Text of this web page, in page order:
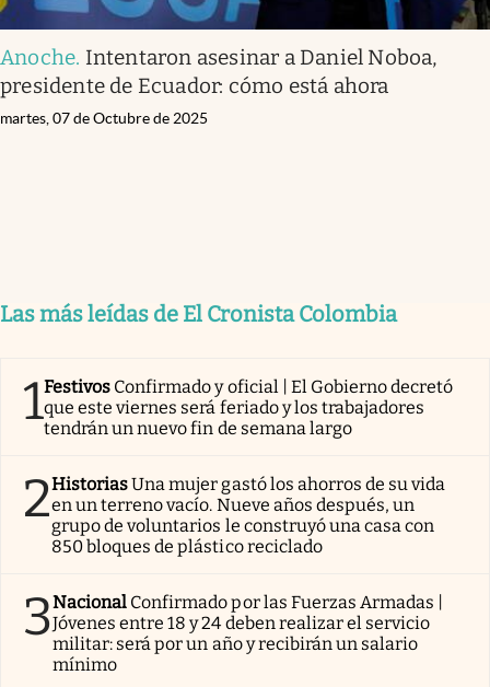
Anoche. Intentaron asesinar a Daniel Noboa,
presidente de Ecuador: cómo está ahora
martes, 07 de Octubre de 2025
Las más leídas de El Cronista Colombia
1Festivos Confirmado y oficial | El Gobierno decretó
que este viernes será feriado y los trabajadores
tendrán un nuevo fin de semana largo
2HistoriasUna mujer gastó los ahorros de su vida
en un terreno vacío. Nueve años después, un
grupo de voluntarios le construyó una casa con
850 bloques de plástico reciclado
3Nacional Confirmado por las Fuerzas Armadas |
Jóvenes entre 18 y 24 deben realizar el servicio
militar: será por un año y recibirán un salario
mínimo